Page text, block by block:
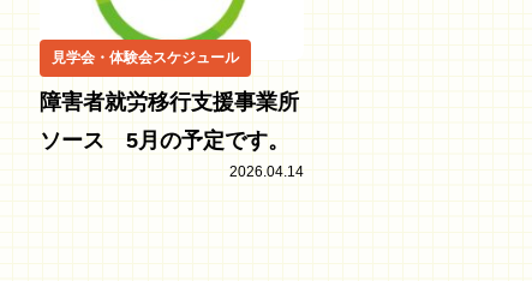
見学会・体験会スケジュール
障害者就労移行支援事業所
ソース 5月の予定です。
2026.04.14